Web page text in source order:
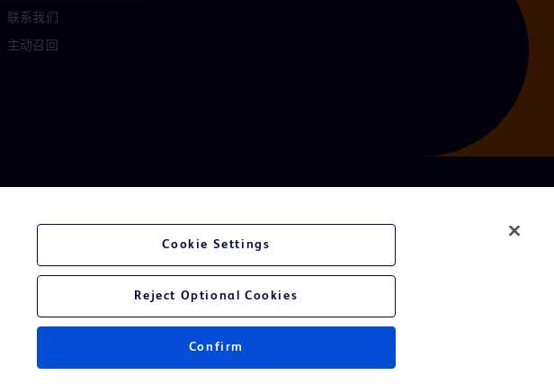
联系我们
主动召回
Cookie Settings
Reject Optional Cookies
Confirm